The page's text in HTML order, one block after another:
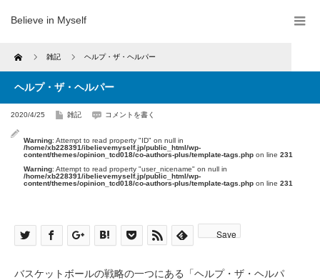
Believe in Myself
Home 雑記 ヘルプ・ザ・ヘルパー
ヘルプ・ザ・ヘルパー
2020/4/25 雑記 コメントを書く
Warning: Attempt to read property "ID" on null in
/home/xb228391/ibelievemyself.jp/public_html/wp-
content/themes/opinion_tcd018/co-authors-plus/template-tags.php on line 231
Warning: Attempt to read property "user_nicename" on null in
/home/xb228391/ibelievemyself.jp/public_html/wp-
content/themes/opinion_tcd018/co-authors-plus/template-tags.php on line 231
Save
バスケットボールの戦略の一つにある「ヘルプ・ザ・ヘルパ